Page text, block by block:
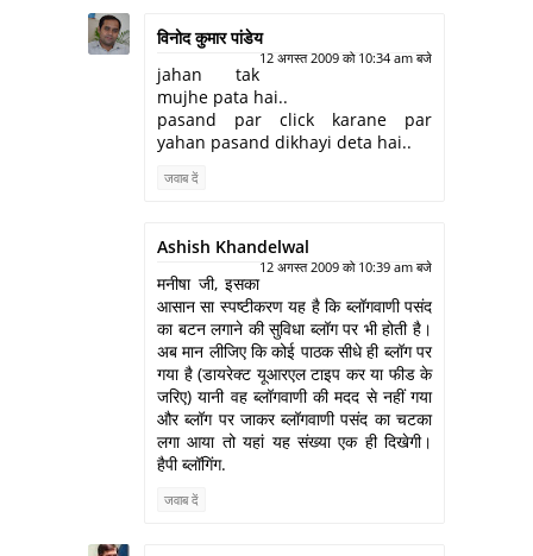
विनोद कुमार पांडेय
12 अगस्त 2009 को 10:34 am बजे
jahan tak
mujhe pata hai..
pasand par click karane par
yahan pasand dikhayi deta hai..
जवाब दें
Ashish Khandelwal
12 अगस्त 2009 को 10:39 am बजे
मनीषा जी, इसका
आसान सा स्पष्टीकरण यह है कि ब्लॉगवाणी पसंद
का बटन लगाने की सुविधा ब्लॉग पर भी होती है।
अब मान लीजिए कि कोई पाठक सीधे ही ब्लॉग पर
गया है (डायरेक्ट यूआरएल टाइप कर या फीड के
जरिए) यानी वह ब्लॉगवाणी की मदद से नहीं गया
और ब्लॉग पर जाकर ब्लॉगवाणी पसंद का चटका
लगा आया तो यहां यह संख्या एक ही दिखेगी।
हैपी ब्लॉगिंग.
जवाब दें